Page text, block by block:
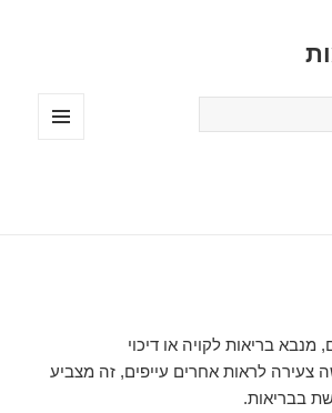
מנבא בריאות לקויה או דיכוי
צעירה לראות אחרים עייפים, זה מצביע
בבריאות.